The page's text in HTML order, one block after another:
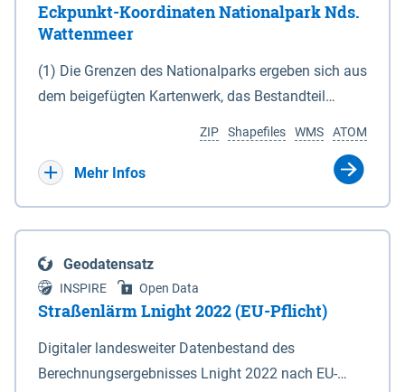
Eckpunkt-Koordinaten Nationalpark Nds.
Wattenmeer
(1) Die Grenzen des Nationalparks ergeben sich aus
dem beigefügten Kartenwerk, das Bestandteil
(DTK) im Maßstab 1 : 100 000 (Anlage 2), 2.
verkleinerte Amtliche Karte 1 : 5 000 (AK5) im
projizierte Koordinaten im Europäischen
Terrestrischen Referenzsystem 1989 (ETRS 89) mit
der Universalen Transversalen Mercator-Abbildung
bezogen auf die Zone 32 N (UTM 32N) dargestellt
(Anlage 4); Gleiches gilt für die geografischen
ATOM
WMS
Shapefiles
ZIP
Mehr Infos
Geodatensatz
INSPIRE Open Data
Straßenlärm Lnight 2022 (EU-Pflicht)
Digitaler landesweiter Datenbestand des
Berechnungsergebnisses Lnight 2022 nach EU-